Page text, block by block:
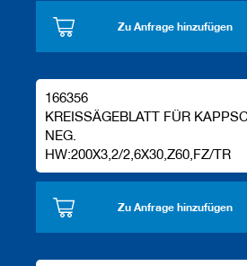
Zu Anfrage hinzufügen
166356
KREISSÄGEBLATT FÜR
NEG.
HW:200X3,2/2,6X30,Z60,FZ/TR
Zu Anfrage hinzufügen